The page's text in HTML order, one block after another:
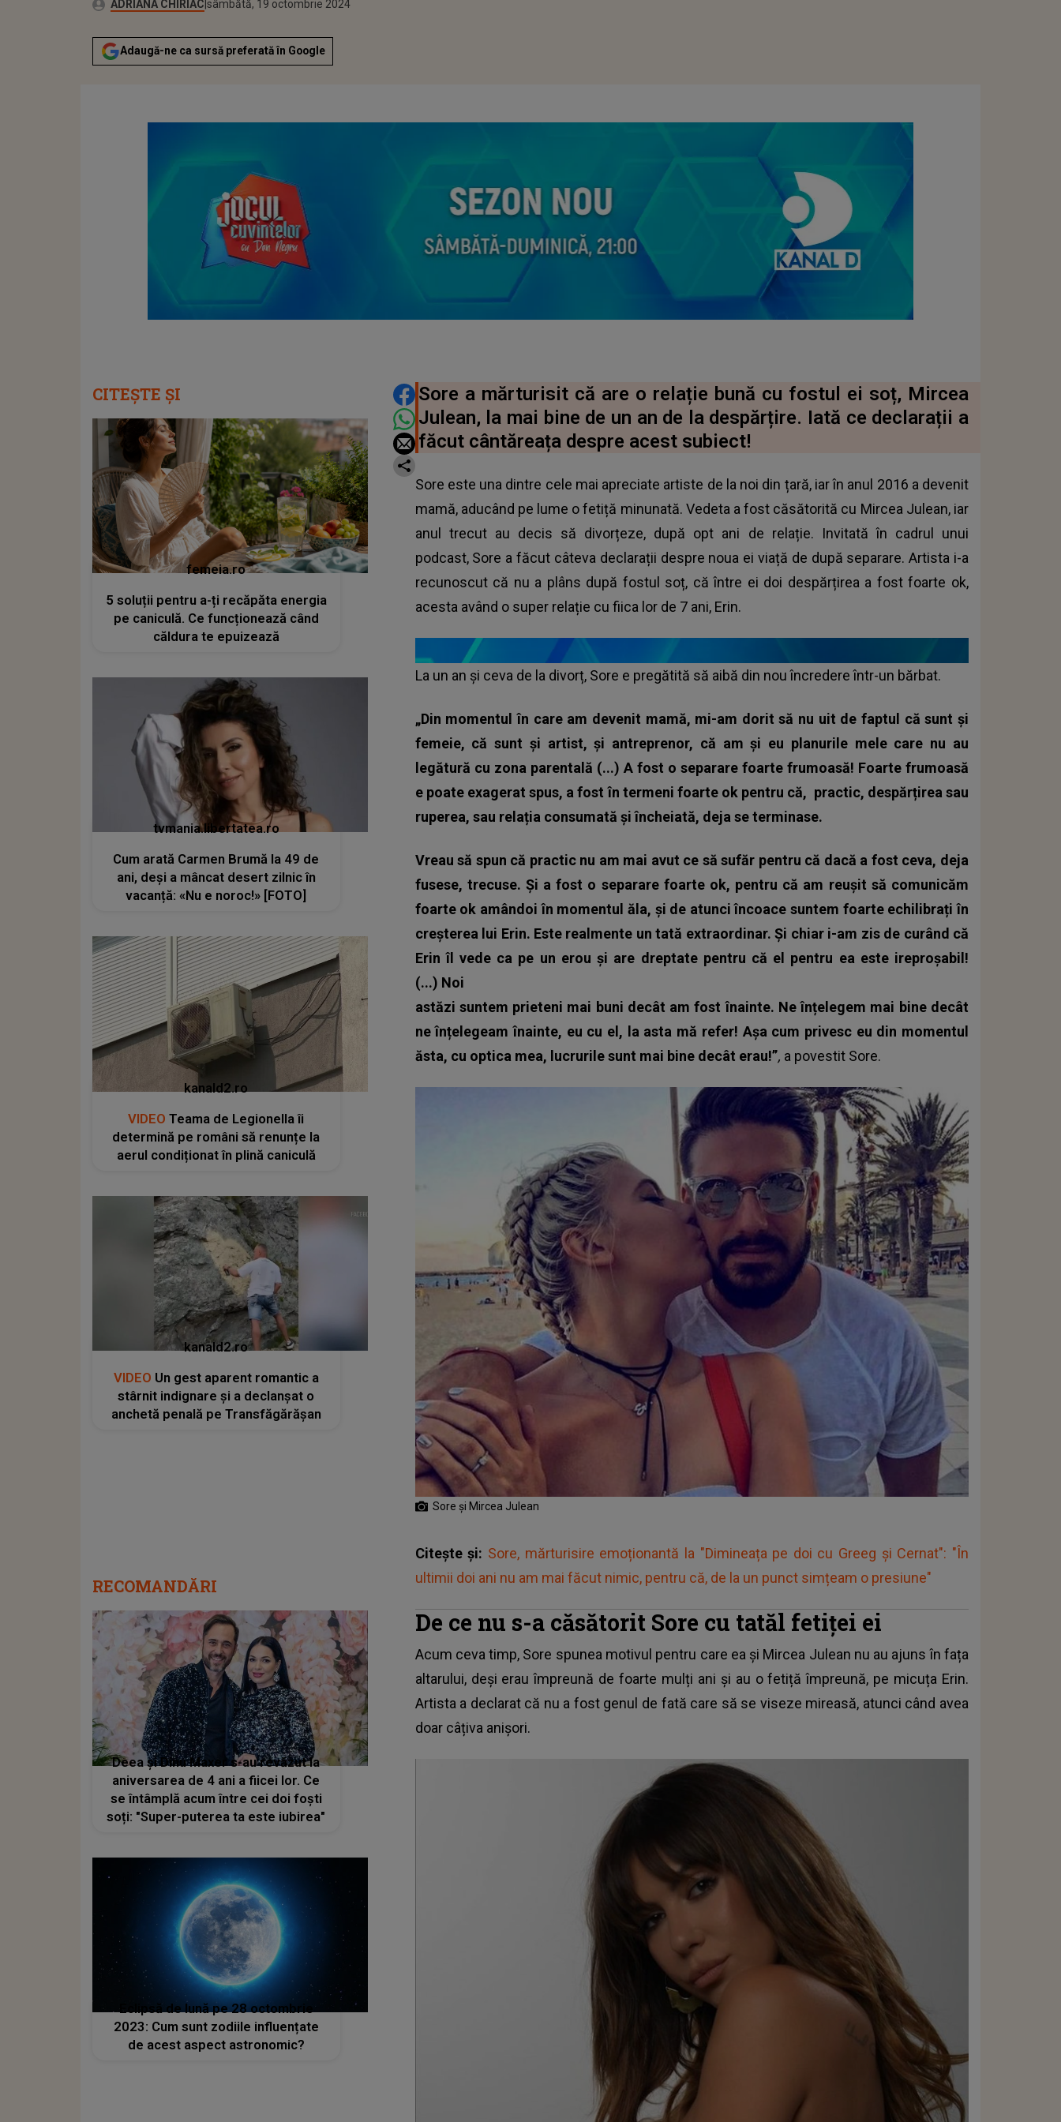
Autor:ADRIANA CHIRIAC joi, 19 octombrie 2023
Actualizat:
sâmbătă, 19 octombrie 2024
Adaugă-ne ca sursă preferată în Google
DISTRIBUIE ARTICOLUL
Sore a mărturisit că are o relație bună cu fostul ei soț, Mircea
Julean, la mai bine de un an de la despărțire. Iată ce declarații a
făcut cântăreața despre acest subiect!
Sore este una dintre cele mai apreciate artiste de la noi din țară, iar în anul 2016 a devenit
mamă, aducând pe lume o fetiță minunată. Vedeta a fost căsătorită cu Mircea Julean, iar
anul trecut au decis să divorțeze, după opt ani de relație. Invitată în cadrul unui
podcast, Sore a făcut câteva declarații despre noua ei viață de după separare. Artista i-a
recunoscut că nu a plâns după fostul soț, că între ei doi despărțirea a fost foarte ok,
acesta având o super relație cu fiica lor de 7 ani, Erin.
La un an și ceva de la divorț, Sore e pregătită să aibă din nou încredere într-un bărbat.
„Din momentul în care am devenit mamă, mi-am dorit să nu uit de faptul că sunt și
femeie, că sunt și artist, și antreprenor, că am și eu planurile mele care nu au
legătură cu zona parentală (...) A fost o separare foarte frumoasă! Foarte frumoasă
e poate exagerat spus, a fost în termeni foarte ok pentru că, practic, despărțirea sau
ruperea, sau relația consumată și încheiată, deja se terminase.
Vreau să spun că practic nu am mai avut ce să sufăr pentru că dacă a fost ceva, deja
fusese, trecuse. Și a fost o separare foarte ok, pentru că am reușit să comunicăm
foarte ok amândoi în momentul ăla, și de atunci încoace suntem foarte echilibrați în
creșterea lui Erin. Este realmente un tată extraordinar. Și chiar i-am zis de curând că
Erin îl vede ca pe un erou și are dreptate pentru că el pentru ea este ireproșabil!
(...) Noi
astăzi suntem prieteni mai buni decât am fost înainte. Ne înțelegem mai bine decât
ne înțelegeam înainte, eu cu el, la asta mă refer! Așa cum privesc eu din momentul
ăsta, cu optica mea, lucrurile sunt mai bine decât erau!”, a povestit Sore.
Sore și Mircea Julean
Citește și: Sore, mărturisire emoționantă la "Dimineața pe doi cu Greeg și Cernat": "În
ultimii doi ani nu am mai făcut nimic, pentru că, de la un punct simțeam o presiune"
De ce nu s-a căsătorit Sore cu tatăl fetiței ei
Acum ceva timp, Sore spunea motivul pentru care ea și Mircea Julean nu au ajuns în fața
altarului, deși erau împreună de foarte mulți ani și au o fetiță împreună, pe micuța Erin.
Artista a declarat că nu a fost genul de fată care să se viseze mireasă, atunci când avea
doar câțiva anișori.
CITEȘTE ȘI
femeia.ro
5 soluții pentru a-ți recăpăta energia
pe caniculă. Ce funcționează când
căldura te epuizează
tvmania.libertatea.ro
Cum arată Carmen Brumă la 49 de
ani, deși a mâncat desert zilnic în
vacanță: «Nu e noroc!» [FOTO]
kanald2.ro
VIDEO Teama de Legionella îi
determină pe români să renunțe la
aerul condiționat în plină caniculă
kanald2.ro
VIDEO Un gest aparent romantic a
stârnit indignare și a declanșat o
anchetă penală pe Transfăgărășan
RECOMANDĂRI
Deea și Dinu Maxer s-au revăzut la
aniversarea de 4 ani a fiicei lor. Ce
se întâmplă acum între cei doi foști
soți: "Super-puterea ta este iubirea"
Eclipsă de lună pe 28 octombrie
2023: Cum sunt zodiile influențate
de acest aspect astronomic?